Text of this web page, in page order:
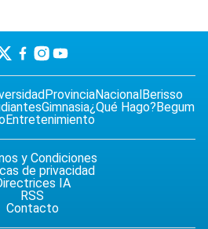
ProvinciaNacional Berisso
Gimnasia¿Qué Hago? Begum
Entretenimiento
y Condiciones
de privacidad
IA
RSS
Contacto